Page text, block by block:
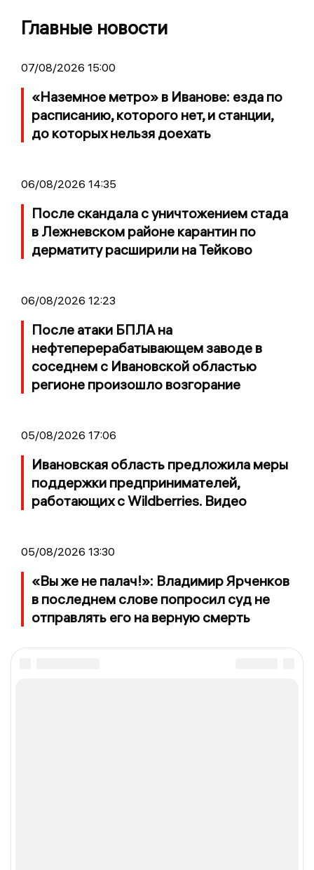
Главные новости
07/08/2026 15:00
«Наземное метро» в Иванове: езда по
расписанию, которого нет, и станции,
до которых нельзя доехать
06/08/2026 14:35
После скандала с уничтожением стада
в Лежневском районе карантин по
дерматиту расширили на Тейково
06/08/2026 12:23
После атаки БПЛА на
нефтеперерабатывающем заводе в
соседнем с Ивановской областью
регионе произошло возгорание
05/08/2026 17:06
Ивановская область предложила меры
поддержки предпринимателей,
работающих с Wildberries. Видео
05/08/2026 13:30
«Вы же не палач!»: Владимир Ярченков
в последнем слове попросил суд не
отправлять его на верную смерть